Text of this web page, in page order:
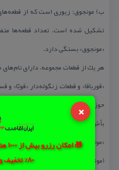
×
🎁
80% تخفیف واقعی
ب) مونجوق: زیوری است كه از
تشكیل شده است. تعداد قطعه‌ها
«مونجوق» بستگی دارد.
هر یك از قطعات مجموعه، دارای
«قورباقا» و قطعات زنگوله‌دار «قوبّا» و
حوزالی» (چهار غوزه‌دار)، «اوچ
بأش قوبّالی» (سه قبه‌دار و پنج
«مونجوق»ها قطعه‌هایی «آسیق»
(مونجوق آسیق‌دار) و «اوچ آسیق‌لی